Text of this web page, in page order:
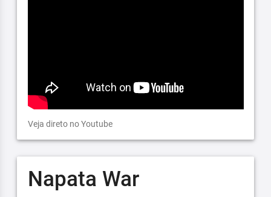
Veja direto no Youtube
Napata War